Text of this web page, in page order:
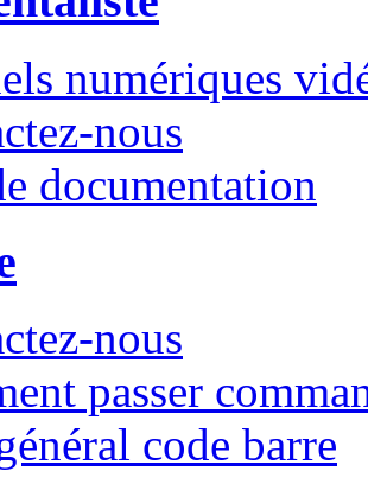
numériques
nous
documentation
nous
passer
code barre